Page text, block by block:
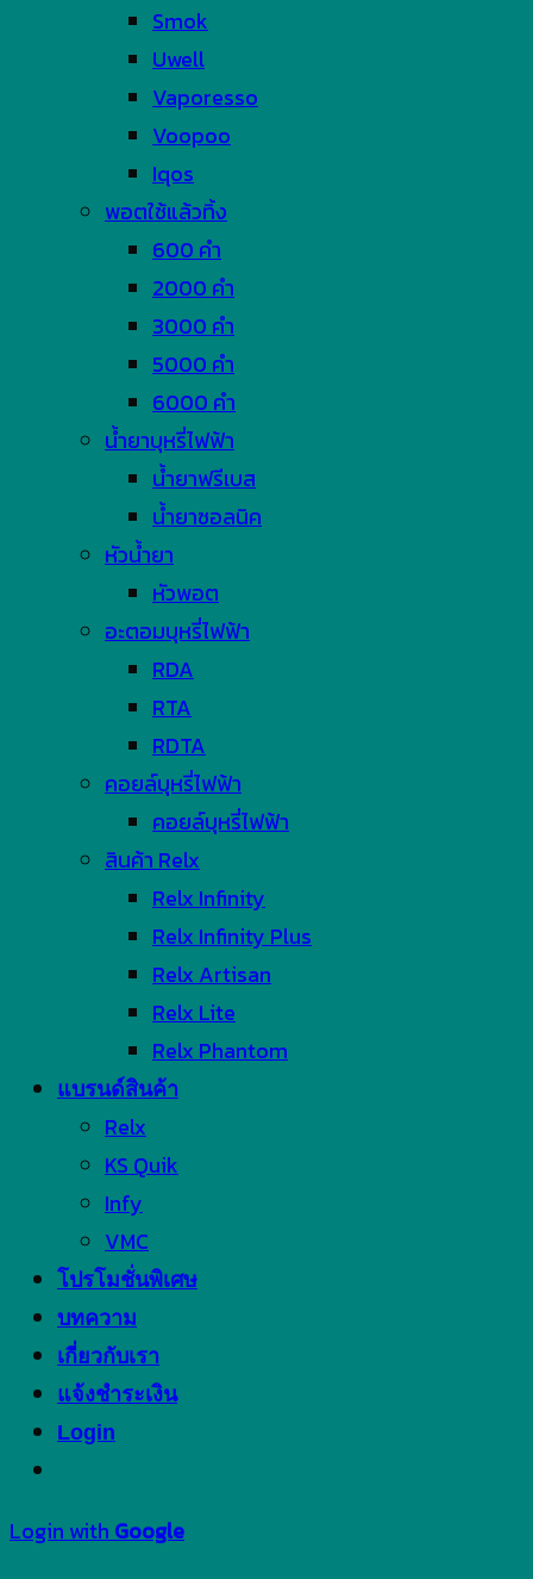
Smok
Uwell
Vaporesso
Voopoo
Iqos
พอตใช้แล้วทิ้ง
600 คำ
2000 คำ
3000 คำ
5000 คำ
6000 คำ
น้ำยาบุหรี่ไฟฟ้า
น้ำยาฟรีเบส
น้ำยาซอลนิค
หัวน้ำยา
หัวพอต
อะตอมบุหรี่ไฟฟ้า
RDA
RTA
RDTA
คอยล์บุหรี่ไฟฟ้า
คอยล์บุหรี่ไฟฟ้า
สินค้า Relx
Relx Infinity
Relx Infinity Plus
Relx Artisan
Relx Lite
Relx Phantom
แบรนด์สินค้า
Relx
KS Quik
Infy
VMC
โปรโมชั่นพิเศษ
บทความ
เกี่ยวกับเรา
แจ้งชำระเงิน
Login
Login with Google